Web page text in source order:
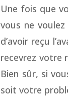
Une fois que
vous ne
d’avoir reçu
recevrez votre
Bien sûr, si
soit votre